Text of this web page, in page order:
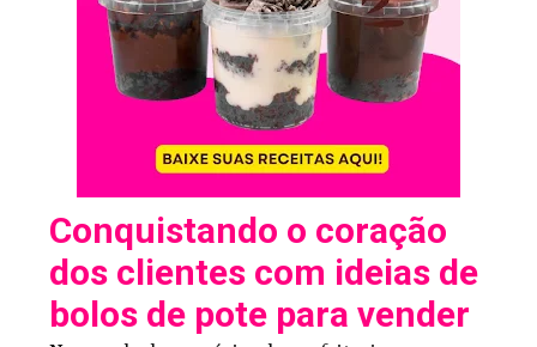
Conquistando o coração
dos clientes com ideias de
bolos de pote para vender